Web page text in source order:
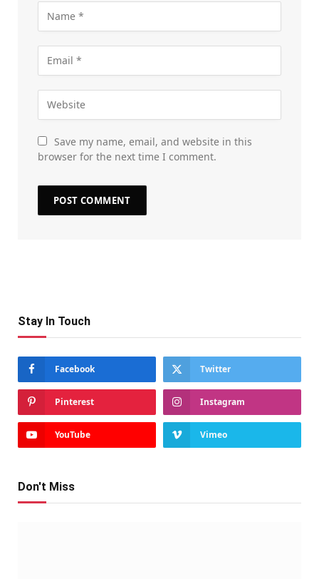
Save my name, email, and website in this
browser for the next time I comment.
Stay In Touch
Facebook Twitter
Pinterest Instagram
YouTube Vimeo
Don't Miss